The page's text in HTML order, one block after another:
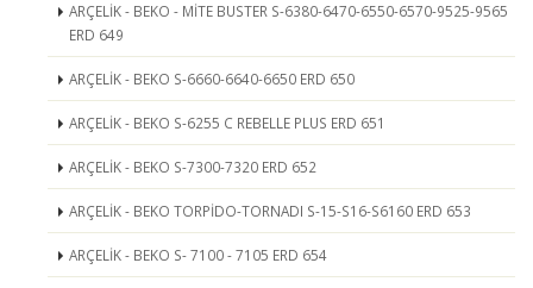
ARÇELİK - BEKO - MİTE BUSTER S-6380-6470-6550-6570-9525-9565
ERD 649
ARÇELİK - BEKO S-6660-6640-6650 ERD 650
ARÇELİK - BEKO S-6255 C REBELLE PLUS ERD 651
ARÇELİK - BEKO S-7300-7320 ERD 652
ARÇELİK - BEKO TORPİDO-TORNADI S-15-S16-S6160 ERD 653
ARÇELİK - BEKO S- 7100 - 7105 ERD 654